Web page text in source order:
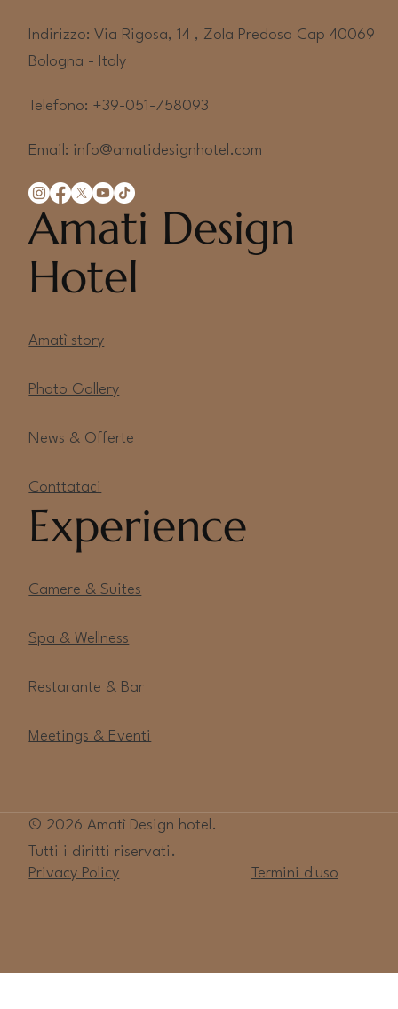
Indirizzo: Via Rigosa, 14 , Zola Predosa Cap 40069
Bologna - Italy
Telefono: +39-051-758093
Email: info@amatidesignhotel.com
Amati Design
Hotel
Amatì story
Photo Gallery
News & Offerte
Conttataci
Experience
Camere & Suites
Spa & Wellness
Restarante & Bar
Meetings & Eventi
© 2026 Amatì Design hotel.
Tutti i diritti riservati.
Privacy Policy
Termini d'uso